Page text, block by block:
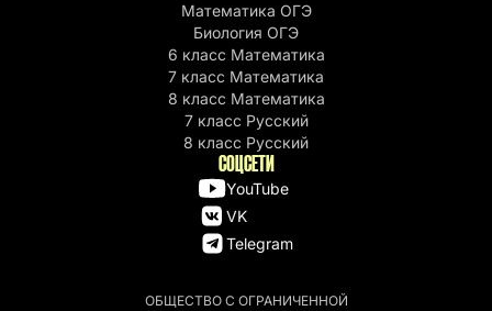
ОБЩЕСТВО С ОГРАНИЧЕННОЙ
Математика ОГЭ
Биология ОГЭ
6 класс Математика
7 класс Математика
8 класс Математика
7 класс Русский
8 класс Русский
СОЦСЕТИ
YouTube
VK
Telegram